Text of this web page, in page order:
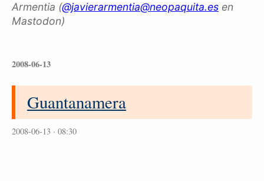
Armentia (@javierarmentia@neopaquita.es en
Mastodon)
2008-06-13
Guantanamera
2008-06-13 · 08:30